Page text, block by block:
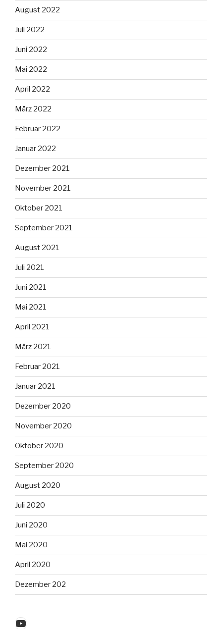
August 2022
Juli 2022
Juni 2022
Mai 2022
April 2022
März 2022
Februar 2022
Januar 2022
Dezember 2021
November 2021
Oktober 2021
September 2021
August 2021
Juli 2021
Juni 2021
Mai 2021
April 2021
März 2021
Februar 2021
Januar 2021
Dezember 2020
November 2020
Oktober 2020
September 2020
August 2020
Juli 2020
Juni 2020
Mai 2020
April 2020
Dezember 202
YouTube